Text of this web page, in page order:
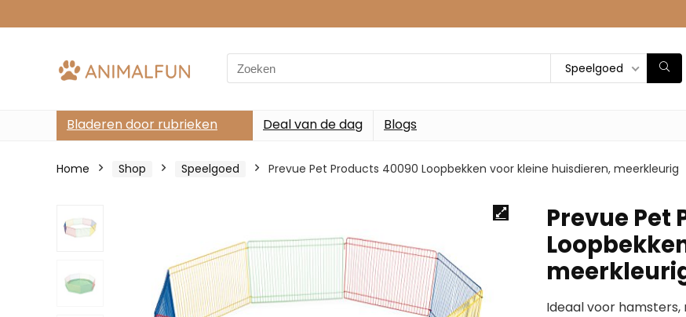
Search
for:
Speelgoed
Bladeren door rubrieken Deal van de dag Blogs
Home Shop Speelgoed Prevue Pet Products 40090 Loopbekken voor kleine huisdieren, meerkleurig
Prevue Pet
Ideaal voor hamsters,